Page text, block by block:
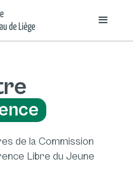
de la Commission
Libre du Jeune